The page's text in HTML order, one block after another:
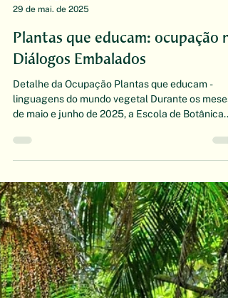
Escola de Botânica
Plantas que educam: ocupação
Diálogos Embalados
Detalhe da Ocupação Plantas que educam -
linguagens do mundo vegetal Durante os meses
de maio e junho de 2025, a Escola de Botânica...